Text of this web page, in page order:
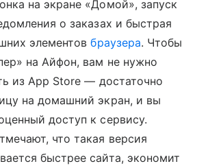
на экране «Домой», запуск
о заказах и быстрая
элементовбраузера. Чтобы
на Айфон, вам не нужно
из App Store — достаточно
на домашний экран, и вы
доступ к сервису.
что такая версия
быстрее сайта, экономит